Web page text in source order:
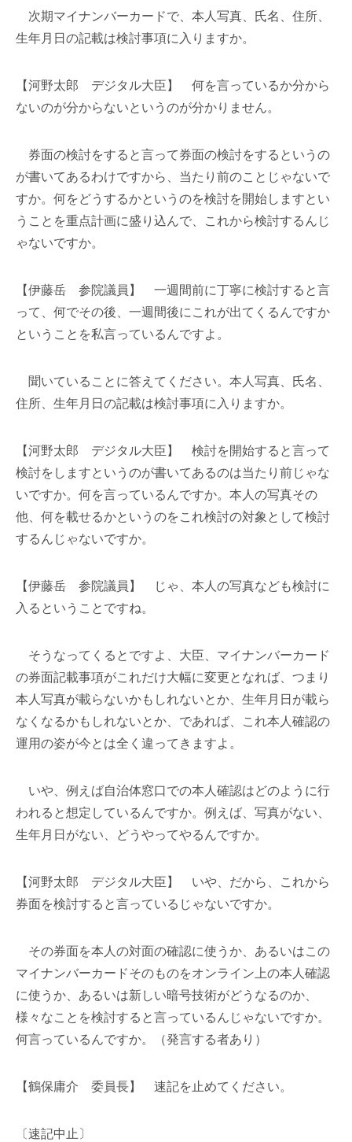
次期マイナンバーカードで、本人写真、氏名、住所、
生年月日の記載は検討事項に入りますか。
【河野太郎 デジタル大臣】 何を言っているか分から
ないのが分からないというのが分かりません。
券面の検討をすると言って券面の検討をするというの
が書いてあるわけですから、当たり前のことじゃないで
すか。何をどうするかというのを検討を開始しますとい
うことを重点計画に盛り込んで、これから検討するんじ
ゃないですか。
【伊藤岳 参院議員】 一週間前に丁寧に検討すると言
って、何でその後、一週間後にこれが出てくるんですか
ということを私言っているんですよ。
聞いていることに答えてください。本人写真、氏名、
住所、生年月日の記載は検討事項に入りますか。
【河野太郎 デジタル大臣】 検討を開始すると言って
検討をしますというのが書いてあるのは当たり前じゃな
いですか。何を言っているんですか。本人の写真その
他、何を載せるかというのをこれ検討の対象として検討
するんじゃないですか。
【伊藤岳 参院議員】 じゃ、本人の写真なども検討に
入るということですね。
そうなってくるとですよ、大臣、マイナンバーカード
の券面記載事項がこれだけ大幅に変更となれば、つまり
本人写真が載らないかもしれないとか、生年月日が載ら
なくなるかもしれないとか、であれば、これ本人確認の
運用の姿が今とは全く違ってきますよ。
いや、例えば自治体窓口での本人確認はどのように行
われると想定しているんですか。例えば、写真がない、
生年月日がない、どうやってやるんですか。
【河野太郎 デジタル大臣】 いや、だから、これから
券面を検討すると言っているじゃないですか。
その券面を本人の対面の確認に使うか、あるいはこの
マイナンバーカードそのものをオンライン上の本人確認
に使うか、あるいは新しい暗号技術がどうなるのか、
様々なことを検討すると言っているんじゃないですか。
何言っているんですか。（発言する者あり）
【鶴保庸介 委員長】 速記を止めてください。
〔速記中止〕